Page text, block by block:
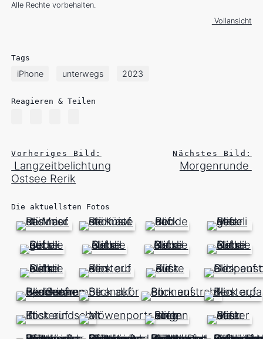
Alle Rechte vorbehalten.
Vollansicht
Tags
iPhone unterwegs 2023
Reagieren & Teilen
Vorheriges Bild:
Langzeitbelichtung
Ostsee Rerik
Nächstes Bild:
Morgenrunde
Die aktuellsten Fotos